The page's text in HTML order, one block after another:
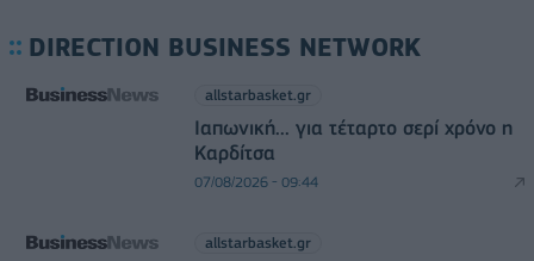
DIRECTION BUSINESS NETWORK
allstarbasket.gr
Ιαπωνική... για τέταρτο σερί χρόνο η
Καρδίτσα
07/08/2026 - 09:44
allstarbasket.gr